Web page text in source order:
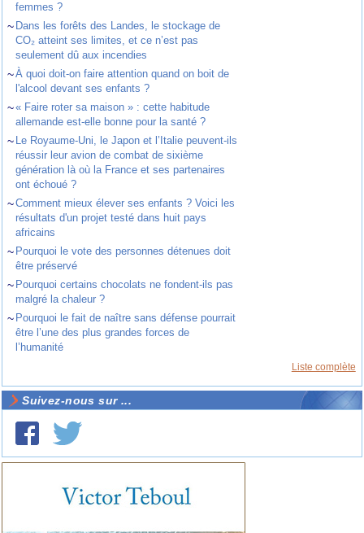
femmes ?
~ Dans les forêts des Landes, le stockage de
CO₂ atteint ses limites, et ce n’est pas
seulement dû aux incendies
~À quoi doit-on faire attention quand on boit de
l'alcool devant ses enfants ?
~« Faire roter sa maison » : cette habitude
allemande est-elle bonne pour la santé ?
~ Le Royaume-Uni, le Japon et l’Italie peuvent-ils
réussir leur avion de combat de sixième
génération là où la France et ses partenaires
ont échoué ?
~Comment mieux élever ses enfants ? Voici les
résultats d'un projet testé dans huit pays
africains
~ Pourquoi le vote des personnes détenues doit
être préservé
~ Pourquoi certains chocolats ne fondent-ils pas
malgré la chaleur ?
~ Pourquoi le fait de naître sans défense pourrait
être l’une des plus grandes forces de
l’humanité
Liste complète
Suivez-nous sur ...